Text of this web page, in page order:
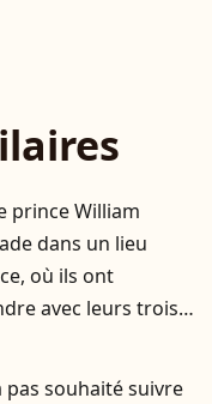
prince William
dans un lieu
où ils ont
avec leurs trois
pas souhaité suivre